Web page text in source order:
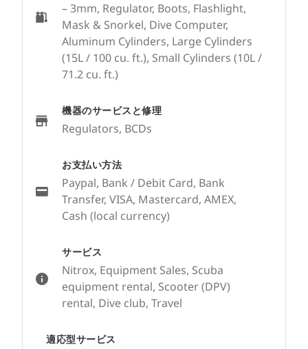
サービス
Nitrox, Equipment Sales, Scuba
equipment rental, Scooter (DPV)
rental, Dive club, Travel
適応型サービス
– 3mm, Regulator, Boots, Flashlight,
Mask & Snorkel, Dive Computer,
Aluminum Cylinders, Large Cylinders
(15L / 100 cu. ft.), Small Cylinders (10L /
71.2 cu. ft.)
機器のサービスと修理
Regulators, BCDs
お支払い方法
Paypal, Bank / Debit Card, Bank
Transfer, VISA, Mastercard, AMEX,
Cash (local currency)